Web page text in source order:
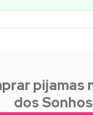
pijamas
dos Sonhos